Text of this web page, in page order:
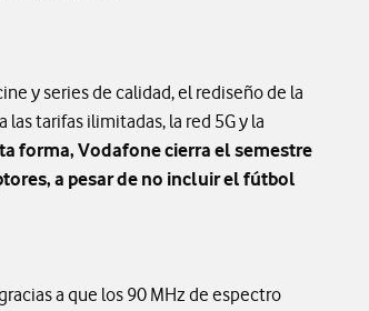
y series de calidad, el rediseño de la
tarifas ilimitadas, la red 5G y la
forma, Vodafone cierra el semestre
a pesar de no incluir el fútbol
a que los 90 MHz de espectro